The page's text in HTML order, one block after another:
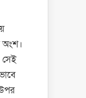
সেই